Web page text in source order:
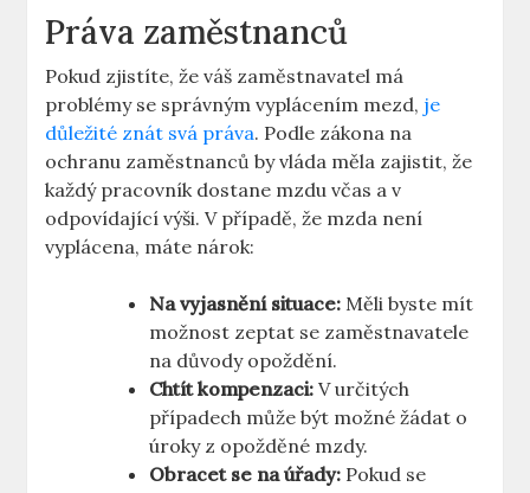
Práva zaměstnanců
Pokud zjistíte, že váš zaměstnavatel má
problémy se správným vyplácením mezd, je
důležité znát svá práva. Podle zákona na
ochranu zaměstnanců by vláda měla zajistit, že
každý pracovník dostane mzdu včas a v
odpovídající výši. V případě, že mzda není
vyplácena, máte nárok:
Na vyjasnění situace: Měli byste mít
možnost zeptat se zaměstnavatele
na důvody opoždění.
Chtít kompenzaci: V určitých
případech může být možné žádat o
úroky z opožděné mzdy.
Obracet se na úřady: Pokud se